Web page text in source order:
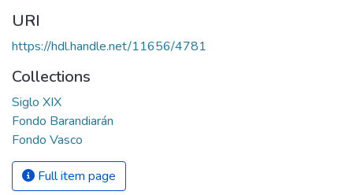
URI
https://hdl.handle.net/11656/4781
Collections
Siglo XIX
Fondo Barandiarán
Fondo Vasco
Full item page